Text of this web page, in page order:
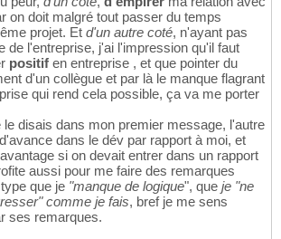
on doit malgré tout passer du temps
projet. Et d'un autre coté, n'ayant pas
de l'entreprise, j'ai l'impression qu'il faut
positif en entreprise , et que pointer du
d'un collègue et par là le manque flagrant
qui rend cela possible, ça va me porter
disais dans mon premier message, l'autre
dans le dév par rapport à moi, et
si on devait entrer dans un rapport
aussi pour me faire des remarques
que je "manque de logique", que je "ne
comme je fais, bref je me sens
ses remarques.